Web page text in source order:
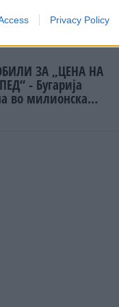
Privacy Policy
ЗА „ЦЕНА НА
- Бугарија
во милионска